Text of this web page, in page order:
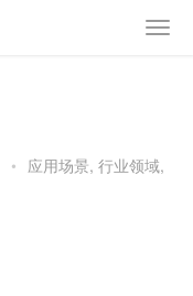
• 应用场景, 行业领域,